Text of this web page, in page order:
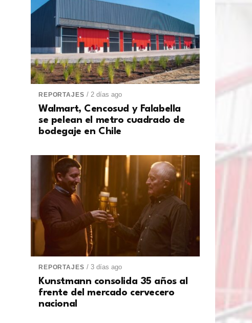
REPORTAJES / 2 días ago
Walmart, Cencosud y Falabella
se pelean el metro cuadrado de
bodegaje en Chile
REPORTAJES / 3 días ago
Kunstmann consolida 35 años al
frente del mercado cervecero
nacional